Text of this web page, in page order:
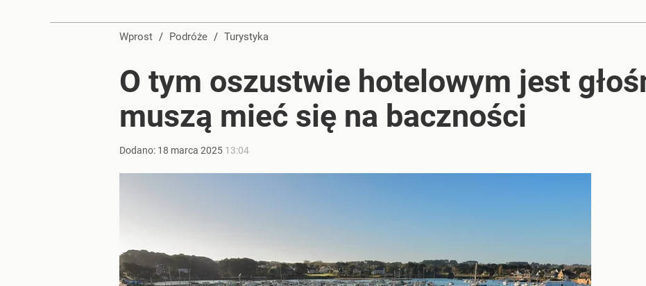
Tego sondażu premier nie może zlekceważyć. Polacy o przywróceniu CPN
Duże utrudnienia przez wulkan Etna. Samoloty zostały przekierowane
Wprost / Podróże / Turystyka
O tym oszustwie hotelowym jest
muszą mieć się na baczności
Dodano: 18 marca 2025 13:04